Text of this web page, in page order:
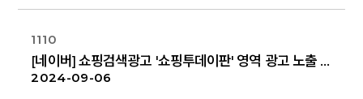
1110
[네이버] 쇼핑검색광고 '쇼핑투데이판' 영역 광고 노출 안내 (9/12)
2024-09-06